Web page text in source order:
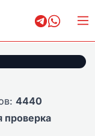
4440
проверка